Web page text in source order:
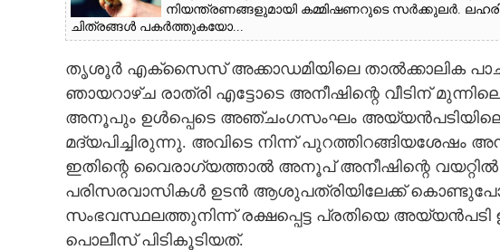
CONTACT US
നിയന്ത്രണങ്ങളുമായി കമ്മിഷണറുടെ സർക്കുലർ.
ചിത്രങ്ങൾ പകർത്തുകയോ...
തൃശൂർ എക്‌സൈസ് അക്കാഡമിയിലെ താൽക്കാലിക
ഞായറാഴ്ച രാത്രി എട്ടോടെ അനീഷിന്റെ വീടിന്
അനൂപും ഉൾപ്പെടെ അഞ്ചംഗസംഘം അയ്യൻപടിയിലെ
മദ്യപിച്ചിരുന്നു. അവിടെ നിന്ന് പുറത്തിറങ്ങിയശേഷം
ഇതിന്റെ വൈരാഗ്യത്താൽ അനൂപ് അനീഷിന്റെ
പരിസരവാസികൾ ഉടൻ ആശുപത്രിയിലേക്ക്
സംഭവസ്ഥലത്തുനിന്ന് രക്ഷപ്പെട്ട പ്രതിയെ അയ്യൻപടി
പൊലീസ് പിടികൂടിയത്.